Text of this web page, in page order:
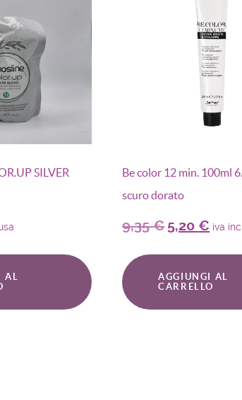
SILVER
AL
Be color 12 min. 100ml
scuro dorato
9,35€ 5,20 € iva
AGGIUNGI AL
CARRELLO